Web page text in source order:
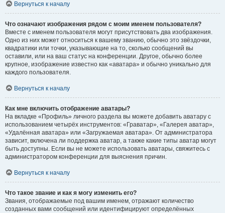
Вернуться к началу
Что означают изображения рядом с моим именем пользователя?
Вместе с именем пользователя могут присутствовать два изображения.
Одно из них может относиться к вашему званию, обычно это звёздочки,
квадратики или точки, указывающие на то, сколько сообщений вы
оставили, или на ваш статус на конференции. Другое, обычно более
крупное, изображение известно как «аватара» и обычно уникально для
каждого пользователя.
Вернуться к началу
Как мне включить отображение аватары?
На вкладке «Профиль» личного раздела вы можете добавить аватару с
использованием четырёх инструментов: «Граватар», «Галерея аватар»,
«Удалённая аватара» или «Загружаемая аватара». От администратора
зависит, включена ли поддержка аватар, а также какие типы аватар могут
быть доступны. Если вы не можете использовать аватары, свяжитесь с
администратором конференции для выяснения причин.
Вернуться к началу
Что такое звание и как я могу изменить его?
Звания, отображаемые под вашим именем, отражают количество
созданных вами сообщений или идентифицируют определённых